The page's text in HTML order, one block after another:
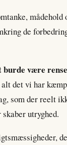
de
burde være
det vi har
som der reelt
utryghed.